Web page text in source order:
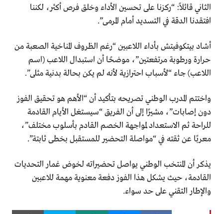
الثاني قائلاً: “ركزنا على تحسين الأداء وخلق فرص أكثر، لكننا
افتقدنا الدقة في التسديد أمام المرمى”.
أشاد بيتكوفيتش بأداء اللاعبين “رغم الظروف المناخية الصعبة من
حرارة ورطوبة مرتفعتين”، موضحًا أن استبدال اللاعب (اسم
اللاعب) جاء “لأسباب احترازية لأنه لم يكن بحالة بدنية مثلى”.
واختتم المدرب الوطني تصريحه بتأكيد أن “الأهم هو تحقيق الفوز
دون إصابات”، مشيرًا إلى أن الفريق “سيستغل الأيام القادمة
للراحة ثم الاستعداد لمواجهة الخصم القادم بأسلوب مختلف”،
معربًا عن ثقته في “مواصلة التحضير للمستقبل بخطى ثابتة”.
يذكر أن المنتخب الوطني يواصل تحضيراته لخوض غمار التحديات
القادمة، حيث يشكل هذا الفوز دفعة معنوية مهمة للاعبين
والإطار التقني على حد سواء.